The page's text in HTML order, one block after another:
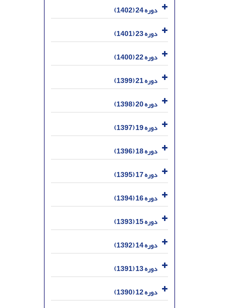
دوره 24 (1402)
دوره 23 (1401)
دوره 22 (1400)
دوره 21 (1399)
دوره 20 (1398)
دوره 19 (1397)
دوره 18 (1396)
دوره 17 (1395)
دوره 16 (1394)
دوره 15 (1393)
دوره 14 (1392)
دوره 13 (1391)
دوره 12 (1390)